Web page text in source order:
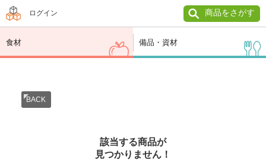
ログイン 商品をさがす
食材 備品・資材
BACK
該当する商品が
見つかりません！